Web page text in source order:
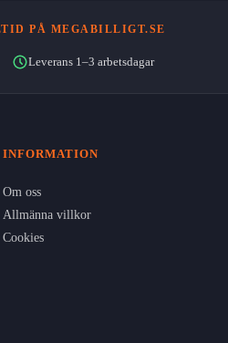
PÅ MEGABILLIGT.SE
Leverans 1–3 arbetsdagar
INFORMATION
Om oss
Allmänna villkor
Cookies